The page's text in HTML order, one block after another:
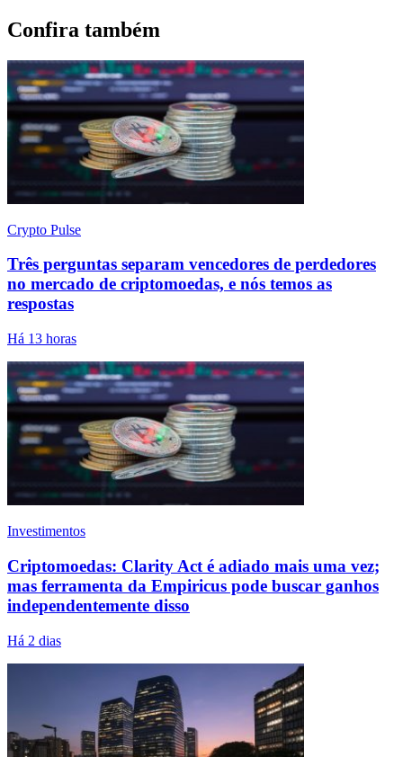
Confira também
Crypto Pulse
Três perguntas separam vencedores de perdedores
no mercado de criptomoedas, e nós temos as
respostas
Há 13 horas
Investimentos
Criptomoedas: Clarity Act é adiado mais uma vez;
mas ferramenta da Empiricus pode buscar ganhos
independentemente disso
Há 2 dias